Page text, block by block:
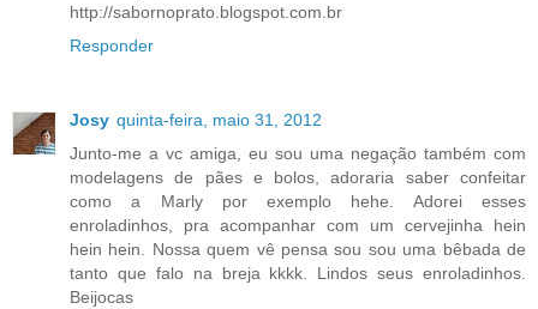
http://sabornoprato.blogspot.com.br
Responder
Josy quinta-feira, maio 31, 2012
Junto-me a vc amiga, eu sou uma negação também com
modelagens de pães e bolos, adoraria saber confeitar
como a Marly por exemplo hehe. Adorei esses
enroladinhos, pra acompanhar com um cervejinha hein
hein hein. Nossa quem vê pensa sou sou uma bêbada de
tanto que falo na breja kkkk. Lindos seus enroladinhos.
Beijocas